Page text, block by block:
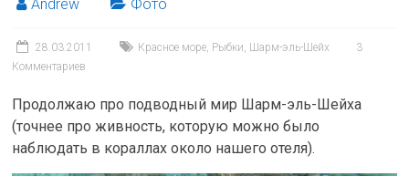
Andrew Фото
28.03.2011 Красное море, Рыбки, Шарм-эль-Шейх
3
Комментариев
Продолжаю про подводный мир Шарм-эль-Шейха
(точнее про живность, которую можно было
наблюдать в кораллах около нашего отеля).